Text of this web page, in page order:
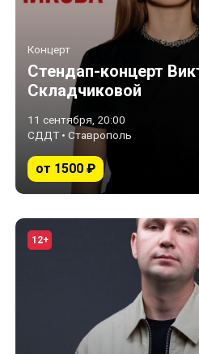
Концерт
Стендап-концерт
Складчиковой
11 сентября, 20:00
СДДТ • Ставрополь
от 1500 ₽
12+